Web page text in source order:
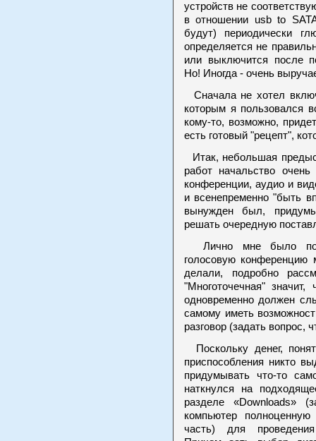
устройств не
в отношении usb to
будут) периодически
определяется не
или выключится после
Но! Иногда - очень
Сначала не хотел
которым я пользовался
кому-то, возможно,
есть готовый "рецепт",
Итак, небольшая
работ начальство
конференции, аудио и
и всенепременно "быть
вынужден был,
решать очередную
Лично мне было
голосовую
делали, подробно
"Многоточечная"
одновременно должен
самому иметь
разговор (задать вопрос,
Поскольку денег,
приспособления никто
придумывать что-то
наткнулся на
разделе «Downloads»
компьютер
часть) для проведения